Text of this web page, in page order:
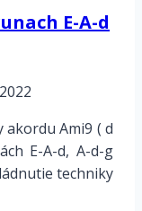
E-A-d
akordu Ami9 ( d
E-A-d, A-d-g
techniky